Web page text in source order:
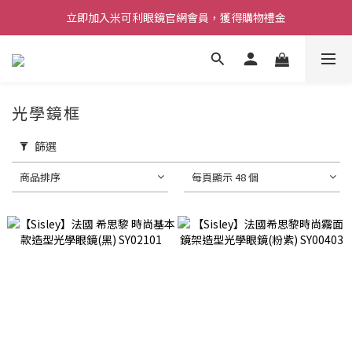
立即加入米可利眼鏡官網會員，獲得購物禮金
光學鏡框
篩選
商品排序 每頁顯示 48 個